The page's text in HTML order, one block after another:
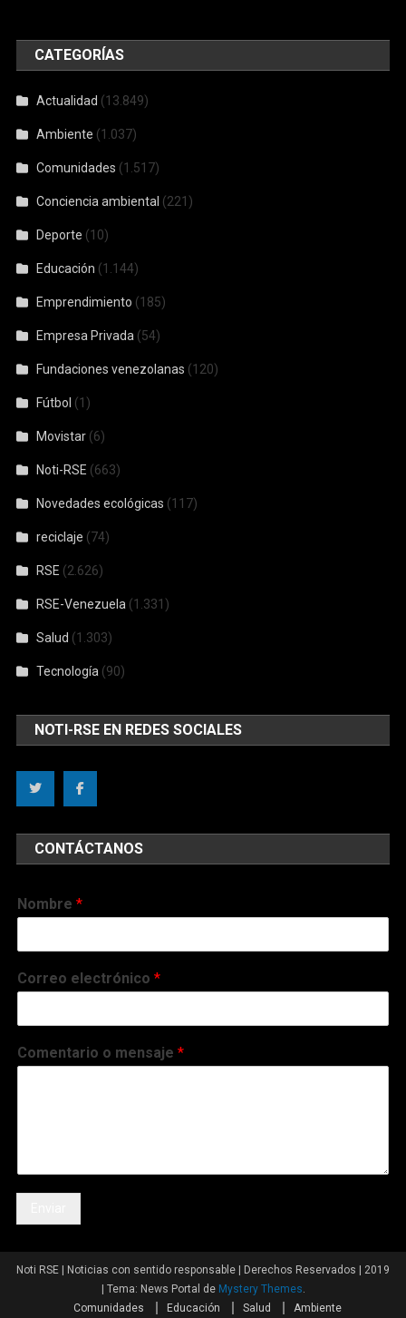
CATEGORÍAS
Actualidad (13.849)
Ambiente (1.037)
Comunidades (1.517)
Conciencia ambiental (221)
Deporte (10)
Educación (1.144)
Emprendimiento (185)
Empresa Privada (54)
Fundaciones venezolanas (120)
Fútbol (1)
Movistar (6)
Noti-RSE (663)
Novedades ecológicas (117)
reciclaje (74)
RSE (2.626)
RSE-Venezuela (1.331)
Salud (1.303)
Tecnología (90)
NOTI-RSE EN REDES SOCIALES
CONTÁCTANOS
Nombre*
Correo electrónico*
Comentario o mensaje*
Noti RSE | Noticias con sentido responsable | Derechos Reservados | 2019
Tema: News Portal de Mystery Themes.
Comunidades
Educación Salud Ambiente